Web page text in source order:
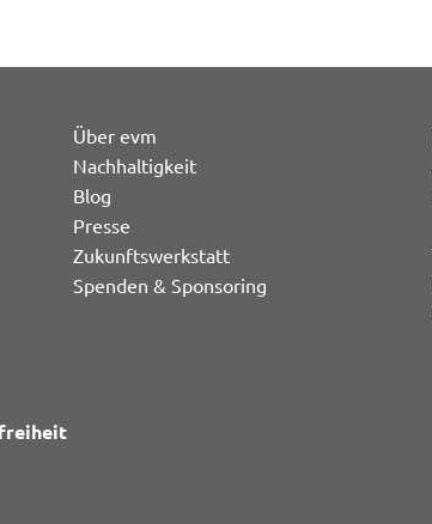
Über evm
Nachhaltigkeit
Blog
Presse
Zukunftswerkstatt
Spenden & Sponsoring